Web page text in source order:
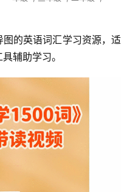
的英语词汇学习资源，适
辅助学习。